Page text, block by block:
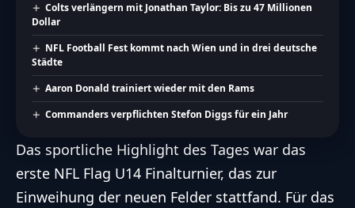
Colts verlängern mit Jonathan Taylor: Bis zu 47 Millionen
Dollar
NFL Football Fest kommt nach Wien und in drei deutsche
Städte
Aaron Donald trainiert wieder mit den Rams
Commanders verpflichten Stefon Diggs für ein Jahr
Das sportliche Highlight des Tages war das
erste NFL Flag U14 Finalturnier, das zur
Einweihung der neuen Felder stattfand. Für das